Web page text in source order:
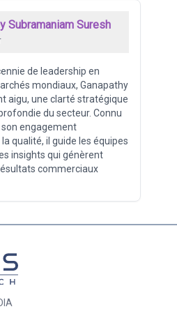
Subramaniam Suresh
de leadership en
mondiaux, Ganapathy
aigu, une clarté stratégique
du secteur. Connu
engagement
qualité, il guide les équipes
insights qui génèrent
commerciaux